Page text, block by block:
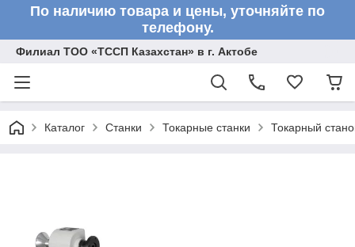
По наличию товара и цены, уточняйте по
телефону.
Филиал ТОО «ТССП Казахстан» в г. Актобе
Каталог Станки Токарные станки Токарный